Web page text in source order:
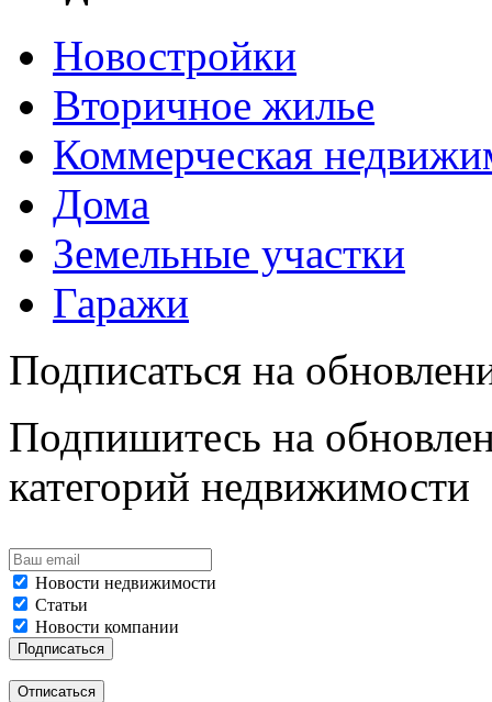
Новостройки
Вторичное жилье
Коммерческая
Дома
Земельные участки
Гаражи
Подписаться на
Подпишитесь на
категорий недвижимости
Новости недвижимости
Статьи
Новости компании